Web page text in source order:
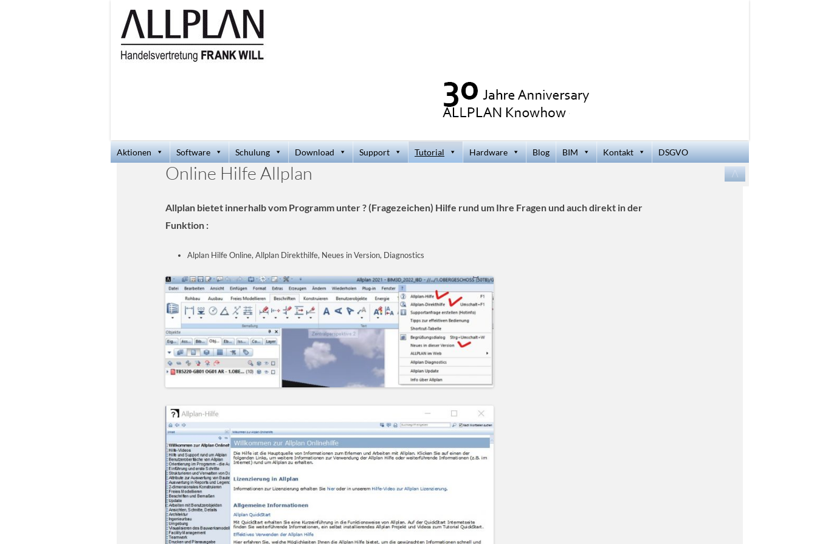
Aktionen Software Schulung Download Support Tutorial Hardware Blog BIM Kontakt DSGVO
Zum
Inhalt
springen
/\
Online Hilfe Allplan
Allplan bietet innerhalb vom Programm unter ? (Fragezeichen) Hilfe rund um Ihre Fragen und auch direkt in der
Funktion :
Alplan Hilfe Online, Allplan Direkthilfe, Neues in Version, Diagnostics